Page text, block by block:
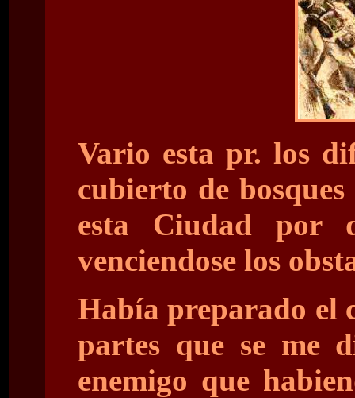
Vario esta pr. los
cubierto de
esta Ciudad por
venciendose los
Había preparado el
partes que se me
enemigo que